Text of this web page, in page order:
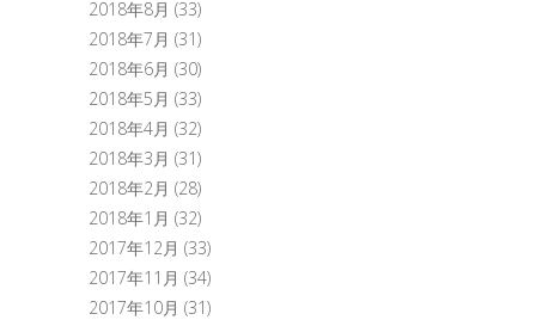
2018年8月 (33)
2018年7月 (31)
2018年6月 (30)
2018年5月 (33)
2018年4月 (32)
2018年3月 (31)
2018年2月 (28)
2018年1月 (32)
2017年12月 (33)
2017年11月 (34)
2017年10月 (31)